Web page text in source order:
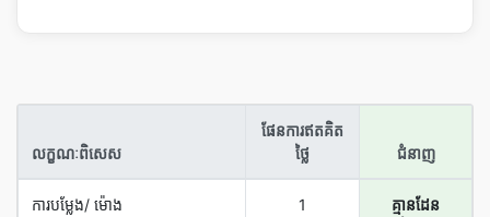
លក្ខណៈ​ពិសេស
ផែនការ​ឥត​គិត​
ថ្លៃ
ជំនាញ
ការ​បម្លែង/ ម៉ោង 1
គ្មានដែន